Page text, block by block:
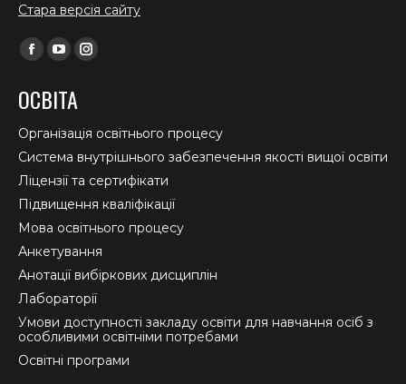
Стара версія сайту
Find us on:
Facebook
opens
in
new
window
YouTube
opens
in
new
window
Instagram
in
new
window
ОСВІТА
Організація освітнього процесу
Система внутрішнього забезпечення якості вищої освіти
Ліцензії та сертифікати
Підвищення кваліфікації
Мова освітнього процесу
Анкетування
Анотації вибіркових дисциплін
Лабораторії
Умови доступності закладу освіти для навчання осіб з
особливими освітніми потребами
Освітні програми